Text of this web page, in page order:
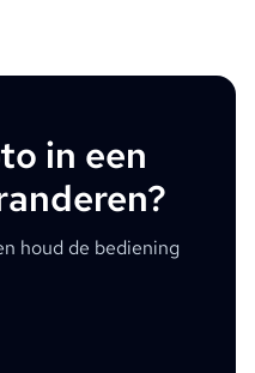
in een
houd de bediening